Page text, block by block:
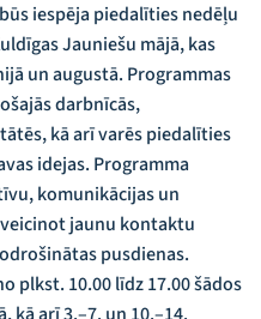
iespēja piedalīties nedēļu
Jauniešu mājā, kas
un augustā. Programmas
darbnīcās,
kā arī varēs piedalīties
idejas. Programma
komunikācijas un
jaunu kontaktu
pusdienas.
plkst. 10.00 līdz 17.00 šādos